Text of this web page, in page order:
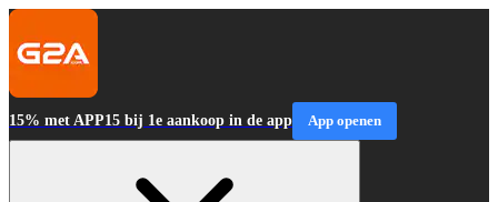
15% met APP15 bij 1e aankoop in de app App openen